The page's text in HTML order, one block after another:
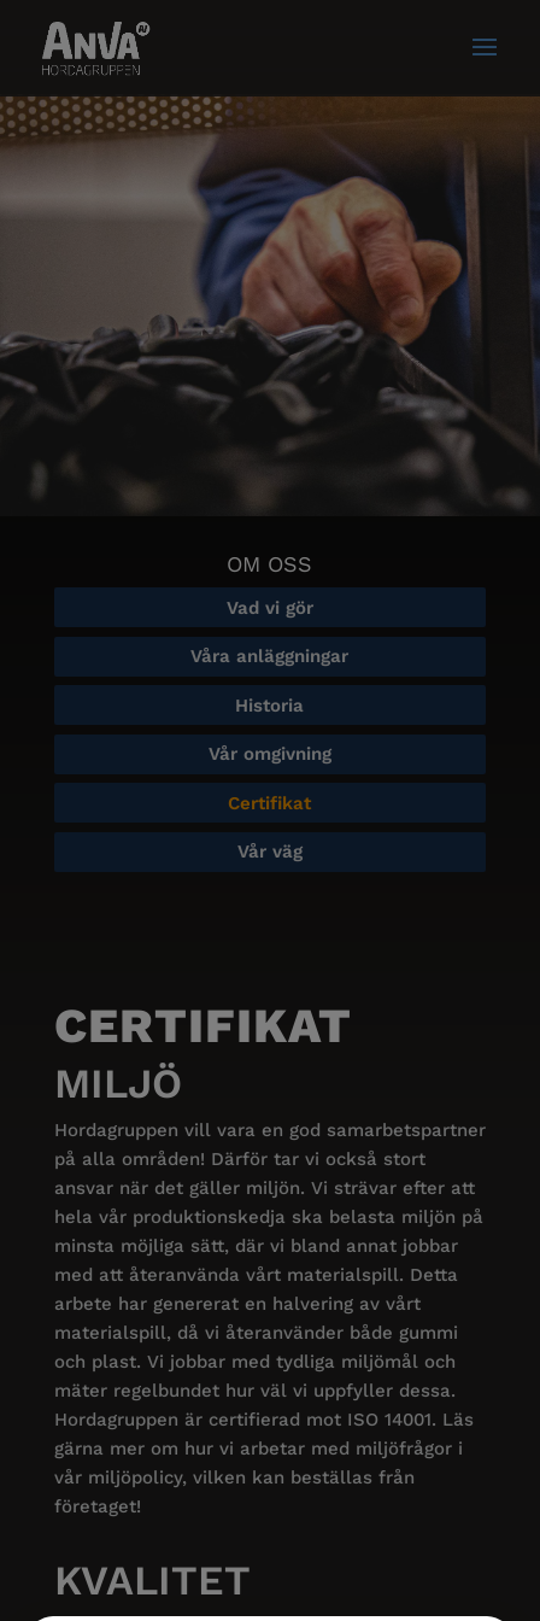
OM OSS
Vad vi gör
Våra anläggningar
Historia
Vår omgivning
Certifikat
Vår väg
CERTIFIKAT
MILJÖ
Hordagruppen vill vara en god samarbetspartner
på alla områden! Därför tar vi också stort
ansvar när det gäller miljön. Vi strävar efter att
hela vår produktionskedja ska belasta miljön på
minsta möjliga sätt, där vi bland annat jobbar
med att återanvända vårt materialspill. Detta
arbete har genererat en halvering av vårt
materialspill, då vi återanvänder både gummi
och plast. Vi jobbar med tydliga miljömål och
mäter regelbundet hur väl vi uppfyller dessa.
Hordagruppen är certifierad mot ISO 14001. Läs
gärna mer om hur vi arbetar med miljöfrågor i
vår miljöpolicy, vilken kan beställas från
företaget!
KVALITET